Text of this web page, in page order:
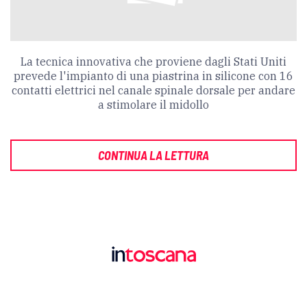
La tecnica innovativa che proviene dagli Stati Uniti
prevede l'impianto di una piastrina in silicone con 16
contatti elettrici nel canale spinale dorsale per andare
a stimolare il midollo
CONTINUA LA LETTURA